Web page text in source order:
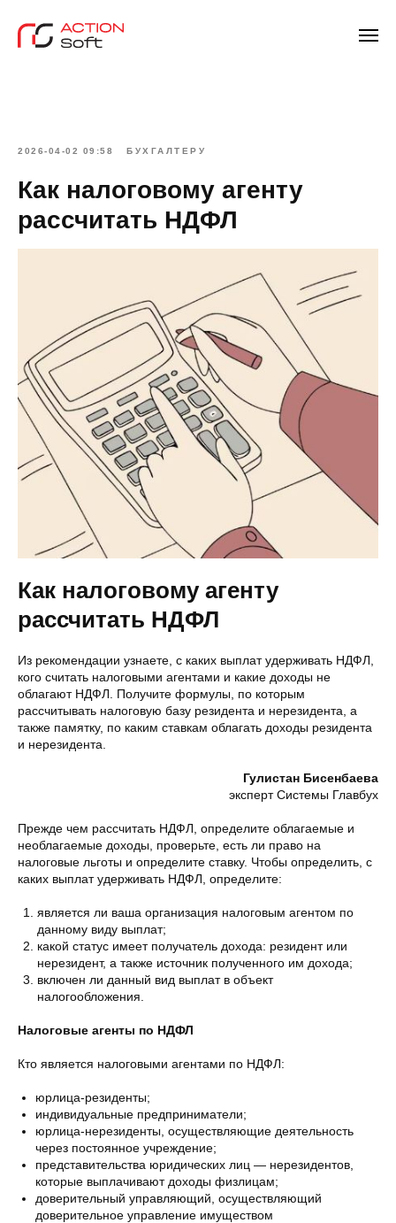
2026-04-02 09:58 БУХГАЛТЕРУ
Как налоговому агенту
рассчитать НДФЛ
Как налоговому агенту
рассчитать НДФЛ
Из рекомендации узнаете, с каких выплат удерживать НДФЛ,
кого считать налоговыми агентами и какие доходы не
облагают НДФЛ. Получите формулы, по которым
рассчитывать налоговую базу резидента и нерезидента, а
также памятку, по каким ставкам облагать доходы резидента
и нерезидента.
Гулистан Бисенбаева
эксперт Системы Главбух
Прежде чем рассчитать НДФЛ, определите облагаемые и
необлагаемые доходы, проверьте, есть ли право на
налоговые льготы и определите ставку. Чтобы определить, с
каких выплат удерживать НДФЛ, определите:
является ли ваша организация налоговым агентом по
данному виду выплат;
какой статус имеет получатель дохода: резидент или
нерезидент, а также источник полученного им дохода;
включен ли данный вид выплат в объект
налогообложения.
Налоговые агенты по НДФЛ
Кто является налоговыми агентами по НДФЛ:
юрлица-резиденты;
индивидуальные предприниматели;
юрлица-нерезиденты, осуществляющие деятельность
через постоянное учреждение;
представительства юридических лиц — нерезидентов,
которые выплачивают доходы физлицам;
доверительный управляющий, осуществляющий
доверительное управление имуществом